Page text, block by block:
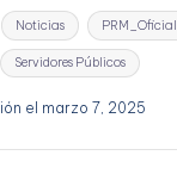
Noticias PRM_Oficial
Servidores Públicos
el marzo 7, 2025